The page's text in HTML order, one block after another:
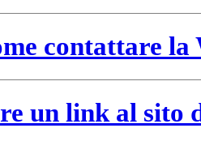
contattare
un link al sito